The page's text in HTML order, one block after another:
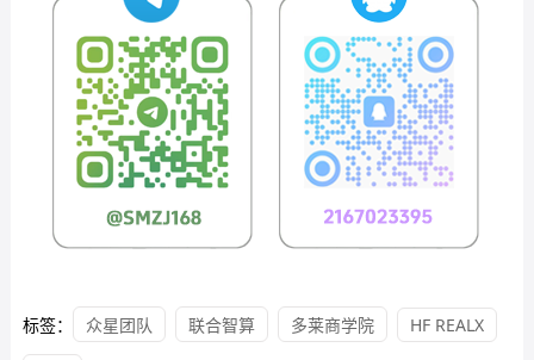
标签： 众星团队 联合智算 多莱商学院 HF REALX